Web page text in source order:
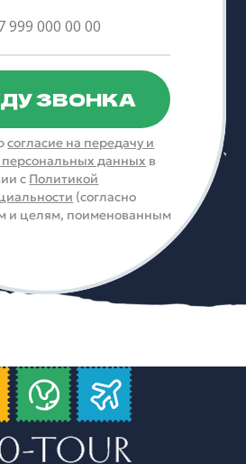
ЗВОНКА
согласие на передачу и
персональных данных в
с Политикой
(согласно
и целям, поименованным